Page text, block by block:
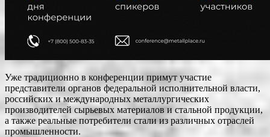
Уже традиционно в конференции примут участие
представители органов федеральной исполнительной власти,
российских и международных металлургических
производителей сырьевых материалов и стальной продукции,
а также реальные потребители стали из различных отраслей
промышленности.